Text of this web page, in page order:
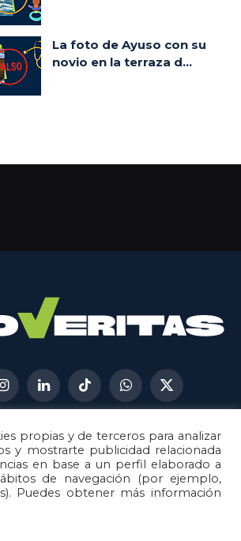
La foto de Ayuso con su
novio en la terraza d...
InstagramLinkedInTikTokWhatsApp
X
(Twitter)
LEGAL
METODOLOGÍA
DE COOKIES
DE CORRECCIONES
propias y de terceros para analizar
y mostrarte publicidad relacionada
en base a un perfil elaborado a
de navegación (por ejemplo,
Puedes obtener más información